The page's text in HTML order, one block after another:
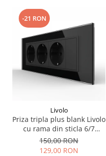
-21 RON
Livolo
Priza tripla plus blank Livolo
cu rama din sticla 6/7
module standard Italian
serie noua
150,00 RON
129,00 RON